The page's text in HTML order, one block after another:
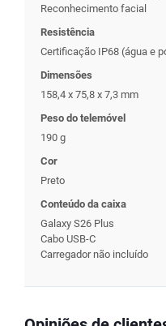
Reconhecimento facial
Resistência
Certificação IP68 (água e
Dimensões
158,4 x 75,8 x 7,3 mm
Peso do telemóvel
190 g
Cor
Preto
Conteúdo da caixa
Galaxy S26 Plus
Cabo USB-C
Carregador não incluído